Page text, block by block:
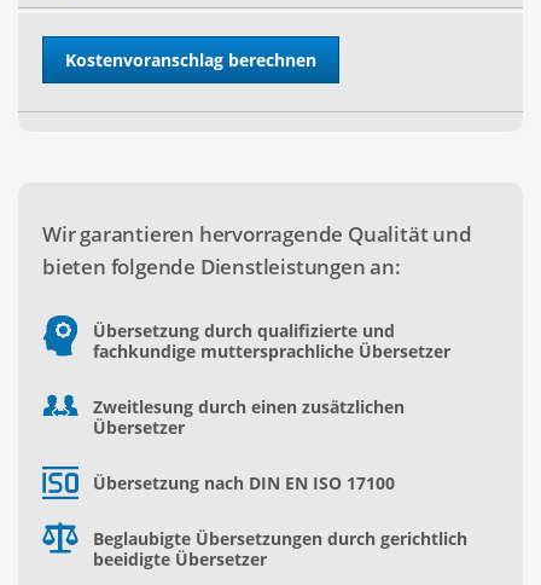
Wir garantieren hervorragende Qualität und
bieten folgende Dienstleistungen an:
Übersetzung durch qualifizierte und
fachkundige muttersprachliche Übersetzer
Zweitlesung durch einen zusätzlichen
Übersetzer
Übersetzung nach DIN EN ISO 17100
Beglaubigte Übersetzungen durch gerichtlich
beeidigte Übersetzer